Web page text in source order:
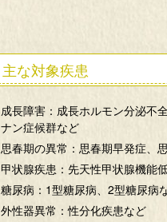
主な対象疾患
成長障害：成長ホルモン分泌不
ナン症候群など
思春期の異常：思春期早発症、
甲状腺疾患：先天性甲状腺機能
糖尿病：1型糖尿病、2型糖尿病
外性器異常：性分化疾患など